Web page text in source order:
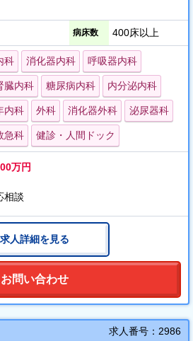
問い合わせ下さい。
病床数 400床以上
科 消化器内科 呼吸器内科
臓内科 糖尿病内科 内分泌内科
内科 外科 消化器外科 泌尿器科
急科 健診・人間ドック
万円
相談
求人詳細を見る
お問い合わせ
求人番号：2986